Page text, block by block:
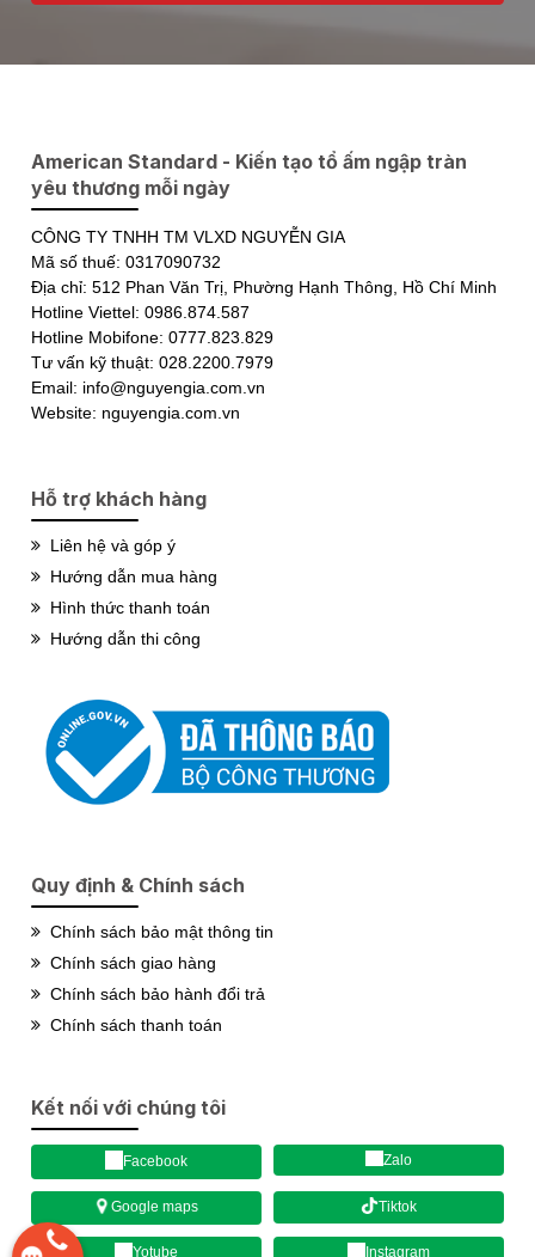
American Standard - Kiến tạo tổ ấm ngập tràn
yêu thương mỗi ngày
CÔNG TY TNHH TM VLXD NGUYỄN GIA
Mã số thuế: 0317090732
Địa chỉ: 512 Phan Văn Trị, Phường Hạnh Thông, Hồ Chí Minh
Hotline Viettel: 0986.874.587
Hotline Mobifone: 0777.823.829
Tư vấn kỹ thuật: 028.2200.7979
Email: info@nguyengia.com.vn
Website: nguyengia.com.vn
Hỗ trợ khách hàng
Liên hệ và góp ý
Hướng dẫn mua hàng
Hình thức thanh toán
Hướng dẫn thi công
Quy định & Chính sách
Chính sách bảo mật thông tin
Chính sách giao hàng
Chính sách bảo hành đổi trả
Chính sách thanh toán
Kết nối với chúng tôi
Facebook Zalo
Google maps Tiktok
Yotube Instagram